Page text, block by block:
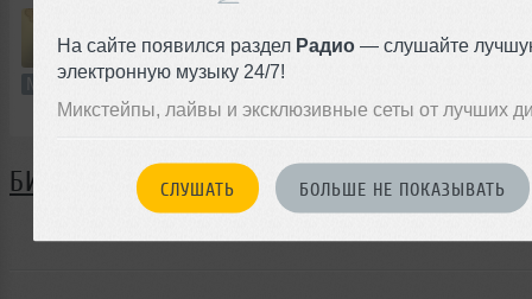
На сайте появился раздел Радио — слушайте
электронную музыку 24/7!
Микстейпы, лайвы и эксклюзивные сеты от лучших
СЛУШАТЬ БОЛЬШЕ НЕ ПОКАЗЫВАТЬ
49:04 294 раза 19 67 MB,
Микс В плейлист (в 4 плейлистах)
БИОГРАФИЯ